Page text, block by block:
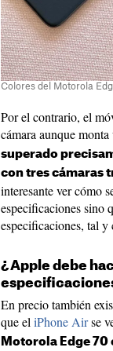
Colores del Motorola
Por el contrario, el
cámara aunque
superado
con tres cámaras
interesante ver cómo
especificaciones sino
especificaciones, tal
¿Apple debe
En precio también
que eliPhone Airse
Motorola Edge 70